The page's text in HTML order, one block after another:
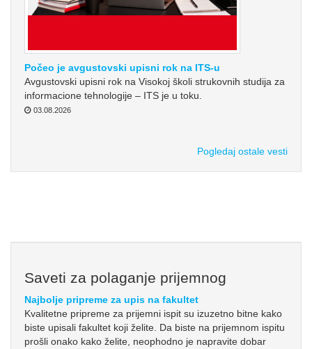
Počeo je avgustovski upisni rok na ITS-u
Avgustovski upisni rok na Visokoj školi strukovnih studija za
informacione tehnologije – ITS je u toku.
03.08.2026
Pogledaj ostale vesti
Saveti za polaganje prijemnog
Najbolje pripreme za upis na fakultet
Kvalitetne pripreme za prijemni ispit su izuzetno bitne kako
biste upisali fakultet koji želite. Da biste na prijemnom ispitu
prošli onako kako želite, neophodno je napravite dobar